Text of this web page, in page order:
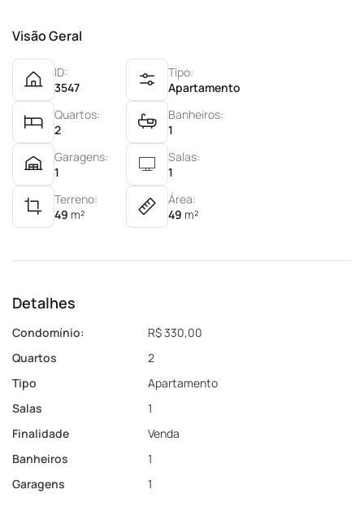
Visão Geral
ID:
3547
Tipo:
Apartamento
Quartos:
2
Banheiros:
1
Garagens:
1
Salas:
1
Terreno:
49 m²
Área:
49 m²
Detalhes
Condomínio:
R$ 330,00
Quartos
2
Tipo
Apartamento
Salas
1
Finalidade
Venda
Banheiros
1
Garagens
1